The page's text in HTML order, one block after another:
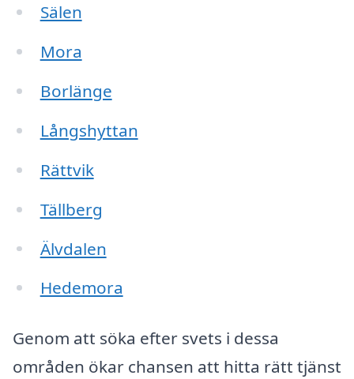
Sälen
Mora
Borlänge
Långshyttan
Rättvik
Tällberg
Älvdalen
Hedemora
Genom att söka efter svets i dessa
områden ökar chansen att hitta rätt tjänst